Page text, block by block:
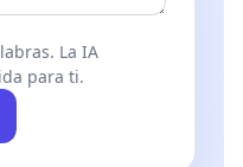
La IA
para ti.